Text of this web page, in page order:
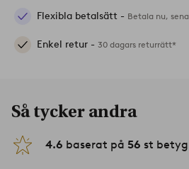
Flexibla betalsätt - Betala nu,
Enkel retur - 30 dagars returrätt*
Så tycker andra
4.6 baserat på 56 st betyg